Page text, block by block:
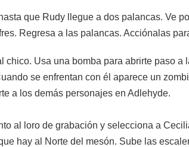
que Rudy llegue a dos palancas. Ve
Regresa a las palancas. Acciónalas
chico. Usa una bomba para abrirte paso
se enfrentan con él aparece un
a los demás personajes en Adlehyde.
al loro de grabación y selecciona a
hay al Norte del mesón. Sube las